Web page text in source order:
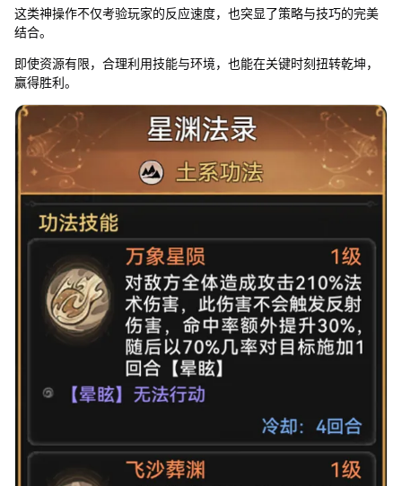
这类神操作不仅考验玩家的反应速度，也突显了策略与技巧的完美
结合。
即使资源有限，合理利用技能与环境，也能在关键时刻扭转乾坤，
赢得胜利。